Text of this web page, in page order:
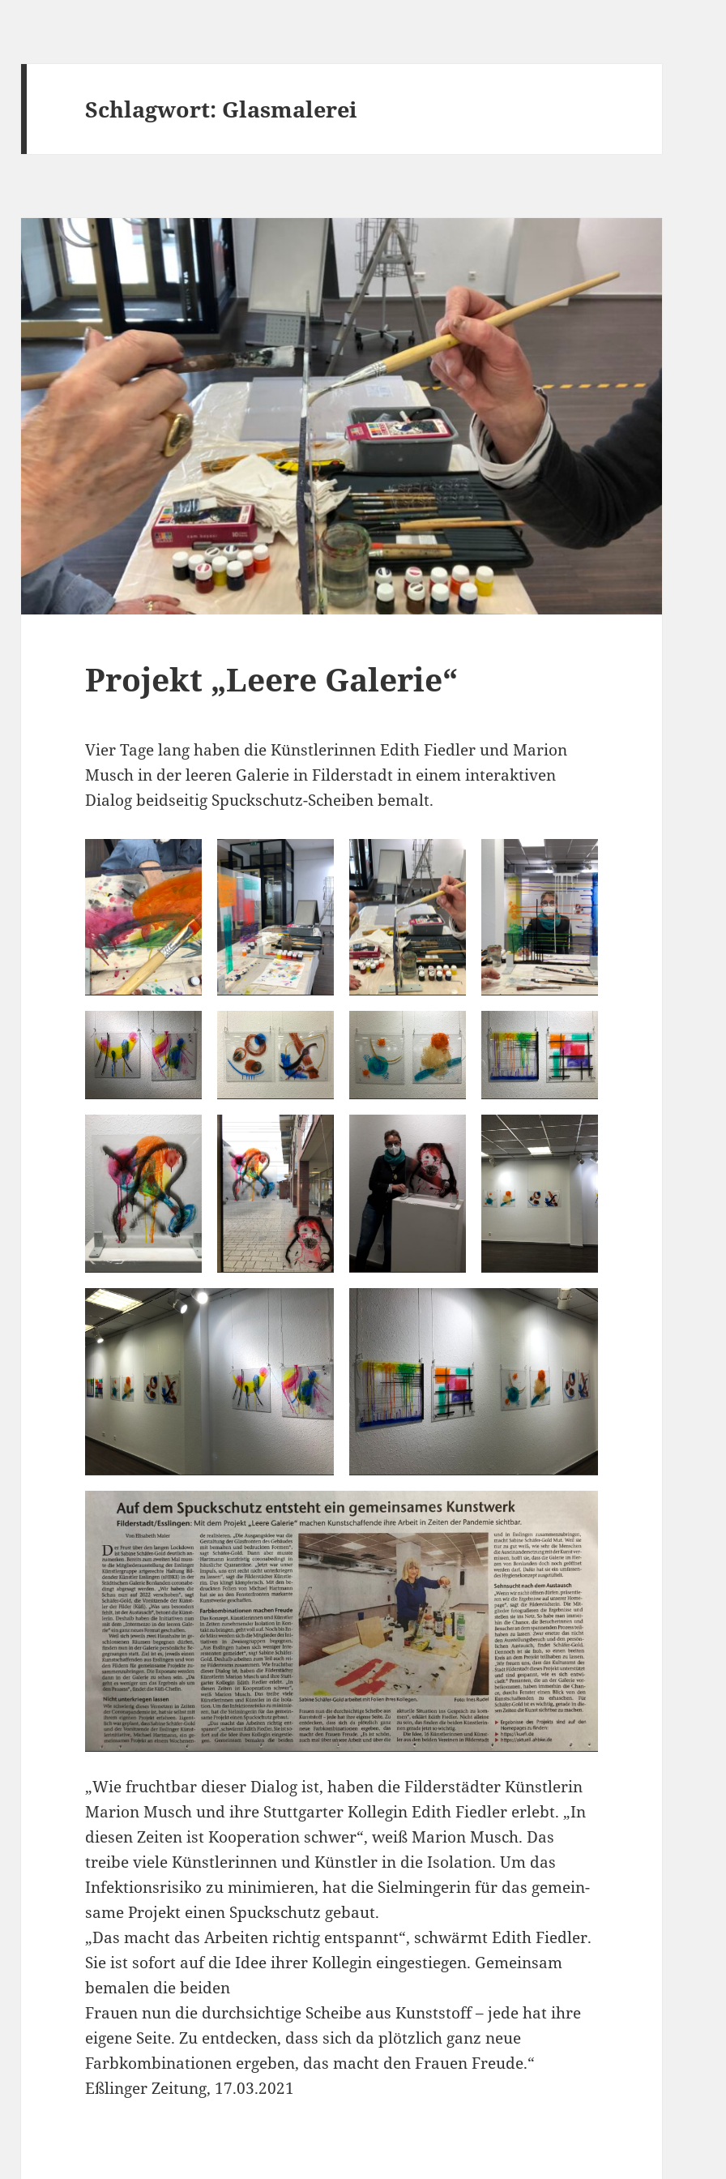
Schlagwort: Glasmalerei
Projekt „Leere Galerie“
Vier Tage lang haben die Künstlerinnen Edith Fiedler und Marion
Musch in der leeren Galerie in Filderstadt in einem interaktiven
Dialog beidseitig Spuckschutz-Scheiben bemalt.
„Wie fruchtbar dieser Dialog ist, haben die Filderstädter Künstlerin
Marion Musch und ihre Stuttgarter Kollegin Edith Fiedler erlebt. „In
diesen Zeiten ist Kooperation schwer“, weiß Marion Musch. Das
treibe viele Künstlerinnen und Künstler in die Isolation. Um das
Infektionsrisiko zu minimieren, hat die Sielmingerin für das gemein-
same Projekt einen Spuckschutz gebaut.
„Das macht das Arbeiten richtig entspannt“, schwärmt Edith Fiedler.
Sie ist sofort auf die Idee ihrer Kollegin eingestiegen. Gemeinsam
bemalen die beiden
Frauen nun die durchsichtige Scheibe aus Kunststoff – jede hat ihre
eigene Seite. Zu entdecken, dass sich da plötzlich ganz neue
Farbkombinationen ergeben, das macht den Frauen Freude.“
Eßlinger Zeitung, 17.03.2021